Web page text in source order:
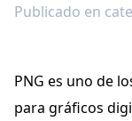
Publicado en
PNG es uno de
para gráficos